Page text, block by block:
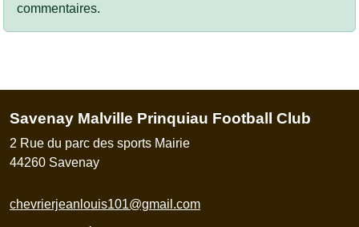
commentaires.
Savenay Malville Prinquiau Football Club
2 Rue du parc des sports Mairie
44260 Savenay
chevrierjeanlouis101@gmail.com